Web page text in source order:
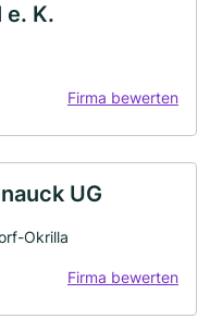
e. K.
Firma bewerten
UG
Okrilla
Firma bewerten